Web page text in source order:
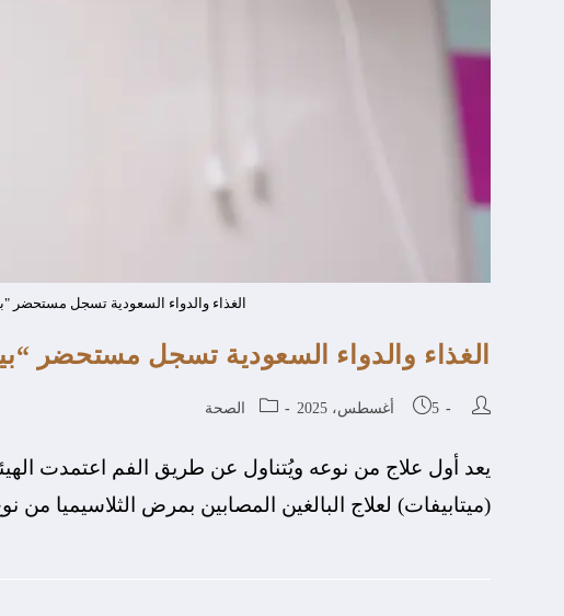
الغذاء والدواء السعودية تسجل مستحضر
الغذاء والدواء السعودية تسجل مستحضر
5 أغسطس، 2025 الصحة
يعد أول علاج من نوعه ويُتناول عن طريق الفم اعتمدت
(ميتابيفات) لعلاج البالغين المصابين بمرض الثلاسيميا من